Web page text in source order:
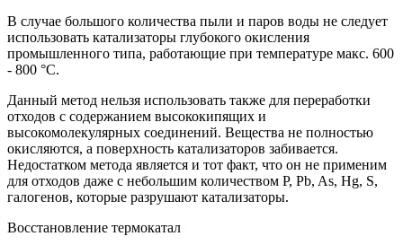
В случае большого количества пыли и паров воды не следует
использовать катализаторы глубокого окисления
промышленного типа, работающие при температуре макс. 600
- 800 °С.
Данный метод нельзя использовать также для переработки
отходов с содержанием высококипящих и
высокомолекулярных соединений. Вещества не полностью
окисляются, а поверхность катализаторов забивается.
Недостатком метода является и тот факт, что он не применим
для отходов даже с небольшим количеством P, Pb, As, Hg, S,
галогенов, которые разрушают катализаторы.
Восстановление термокатал